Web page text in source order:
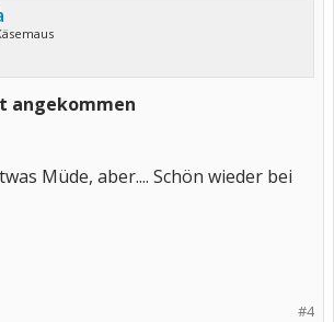
angekommen
Müde, aber.... Schön wieder bei
#4